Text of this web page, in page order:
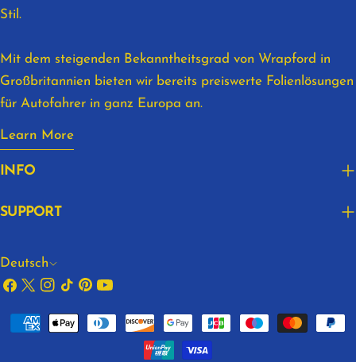
Stil.
Mit dem steigenden Bekanntheitsgrad von Wrapford in
Großbritannien bieten wir bereits preiswerte Folienlösungen
für Autofahrer in ganz Europa an.
Learn More
INFO
SUPPORT
S
p
Deutsch
Facebook
X
Instagram
Tick
Tack
Pinterest
Youtube
Zahlungsarten